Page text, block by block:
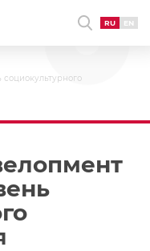
RU EN